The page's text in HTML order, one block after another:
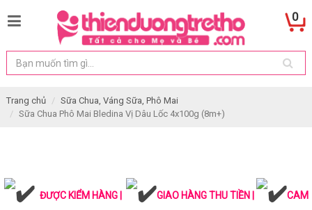
0
Trang chủ
Sữa Chua, Váng Sữa, Phô Mai
Sữa Chua Phô Mai Bledina Vị Dâu Lốc 4x100g (8m+)
ĐƯỢC KIỂM HÀNG | GIAO HÀNG THU TIỀN | CAM